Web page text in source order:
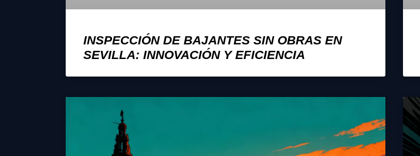
INSPECCIÓN DE BAJANTES SIN OBRAS EN
SEVILLA: INNOVACIÓN Y EFICIENCIA